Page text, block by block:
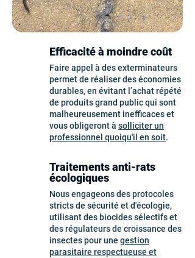
Efficacité à moindre coût
Faire appel à des exterminateurs
permet de réaliser des économies
durables, en évitant l’achat répété
de produits grand public qui sont
malheureusement inefficaces et
vous obligeront à solliciter un
professionnel quoiqu'il en soit.
Traitements anti-rats
écologiques
Nous engageons des protocoles
stricts de sécurité et d'écologie,
utilisant des biocides sélectifs et
des régulateurs de croissance des
insectes pour une gestion
parasitaire respectueuse et